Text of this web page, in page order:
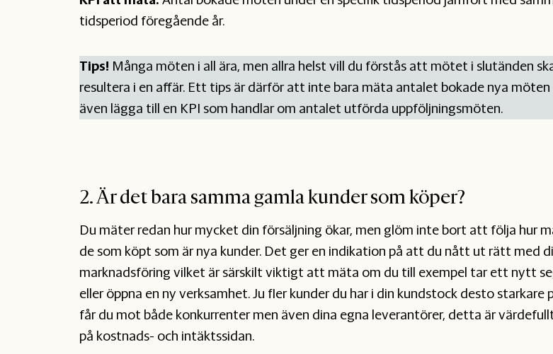
tidsperiod föregående år.
Tips! Många möten i all ära, men allra helst vill du förstås att mötet i slutänden
resultera i en affär. Ett tips är därför att inte bara mäta antalet bokade nya
även lägga till en KPI som handlar om antalet utförda uppföljningsmöten.
2. Är det bara samma gamla kunder som köper?
Du mäter redan hur mycket din försäljning ökar, men glöm inte bort att följa hur
de som köpt som är nya kunder. Det ger en indikation på att du nått ut rätt med
marknadsföring vilket är särskilt viktigt att mäta om du till exempel tar ett nytt
eller öppna en ny verksamhet. Ju fler kunder du har i din kundstock desto starkare
får du mot både konkurrenter men även dina egna leverantörer, detta är
på kostnads- och intäktssidan.